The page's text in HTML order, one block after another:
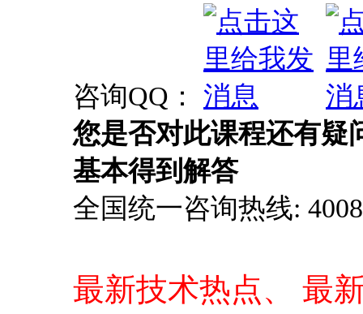
咨询QQ：
您是否对此课程还有疑
基本得到解答
全国统一咨询热线:
最新技术热点、 最